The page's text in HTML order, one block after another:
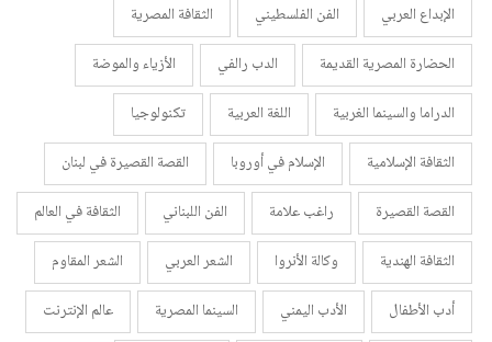
الإبداع العربي
الفن الفلسطيني
الثقافة المصرية
الحضارة المصرية القديمة
الدب رالفي
الأزياء والموضة
الدراما والسينما الغربية
اللغة العربية
تكنولوجيا
الثقافة الإسلامية
الإسلام في أوروبا
القصة القصيرة في لبنان
القصة القصيرة
راغب علامة الفن اللبناني
الثقافة في العالم
الثقافة الهندية
وكالة الأنروا الشعر العربي
الشعر المقاوم
أدب الأطفال
الأدب اليمني السينما المصرية
عالم الإنترنت